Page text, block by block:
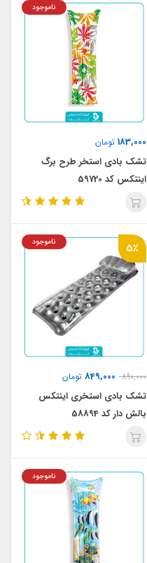
183,000 تومان
ناموجود
تشک بادی استخر طرح برگ
اینتکس کد 59720
5٪
890,000
849,000 تومان
ناموجود
تشک بادی استخری اینتکس
بالش دار کد 58894
ناموجود